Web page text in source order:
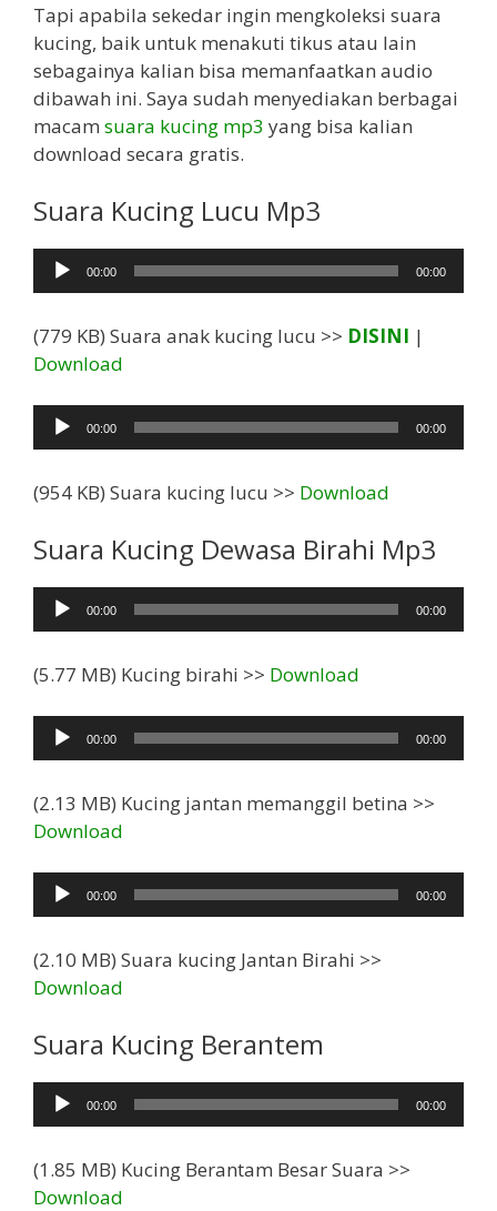
Tapi apabila sekedar ingin mengkoleksi suara
kucing, baik untuk menakuti tikus atau lain
sebagainya kalian bisa memanfaatkan audio
dibawah ini. Saya sudah menyediakan berbagai
macam suara kucing mp3 yang bisa kalian
download secara gratis.
Suara Kucing Lucu Mp3
Pemutar
Audio
00:00 00:00
(779 KB) Suara anak kucing lucu >> DISINI |
Download
Pemutar
Audio
00:00 00:00
(954 KB) Suara kucing lucu >> Download
Suara Kucing Dewasa Birahi Mp3
Pemutar
Audio
00:00 00:00
(5.77 MB) Kucing birahi >> Download
Pemutar
Audio
00:00 00:00
(2.13 MB) Kucing jantan memanggil betina >>
Download
Pemutar
Audio
00:00 00:00
(2.10 MB) Suara kucing Jantan Birahi >>
Download
Suara Kucing Berantem
Pemutar
Audio
00:00 00:00
(1.85 MB) Kucing Berantam Besar Suara >>
Download